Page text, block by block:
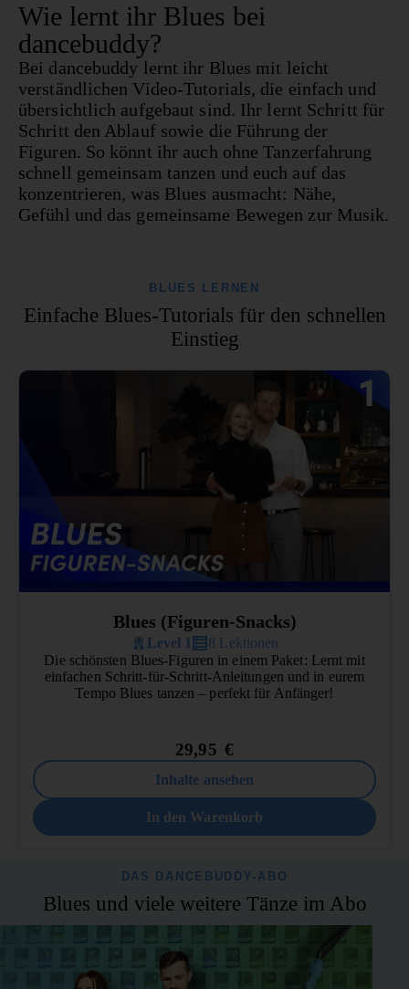
Wie lernt ihr Blues bei
dancebuddy?
Bei dancebuddy lernt ihr Blues mit leicht
verständlichen Video-Tutorials, die einfach und
übersichtlich aufgebaut sind. Ihr lernt Schritt für
Schritt den Ablauf sowie die Führung der
Figuren. So könnt ihr auch ohne Tanzerfahrung
schnell gemeinsam tanzen und euch auf das
konzentrieren, was Blues ausmacht: Nähe,
Gefühl und das gemeinsame Bewegen zur Musik.
BLUES LERNEN
Einfache Blues-Tutorials für den schnellen
Einstieg
Blues (Figuren-Snacks)
Level 1
8 Lektionen
Die schönsten Blues-Figuren in einem Paket: Lernt mit
einfachen Schritt-für-Schritt-Anleitungen und in eurem
Tempo Blues tanzen – perfekt für Anfänger!
29,95 €
Inhalte ansehen
In den Warenkorb
DAS DANCEBUDDY-ABO
Blues und viele weitere Tänze im Abo